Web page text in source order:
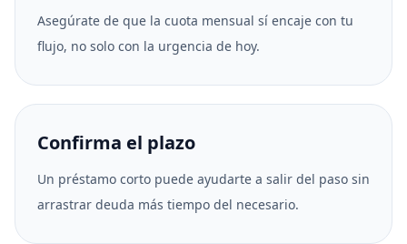
Asegúrate de que la cuota mensual sí encaje con tu
flujo, no solo con la urgencia de hoy.
Confirma el plazo
Un préstamo corto puede ayudarte a salir del paso sin
arrastrar deuda más tiempo del necesario.